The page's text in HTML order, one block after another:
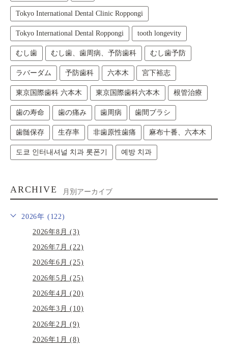
Tokyo International Dental Clinic Roppongi
Tokyo International Dental Roppongi tooth longevity
むし歯 むし歯、歯周病、予防歯科 むし歯予防
ラバーダム 予防歯科 六本木 宮下裕志
東京国際歯科 六本木 東京国際歯科六本木 根管治療
歯の寿命 歯の痛み 歯周病 歯間ブラシ
歯髄保存 生存率 非歯原性歯痛 麻布十番、六本木
도쿄 인터내셔널 치과 롯폰기 예방 치과
ARCHIVE 月別アーカイブ
2026年 (122)
2026年8月 (3)
2026年7月 (22)
2026年6月 (25)
2026年5月 (25)
2026年4月 (20)
2026年3月 (10)
2026年2月 (9)
2026年1月 (8)